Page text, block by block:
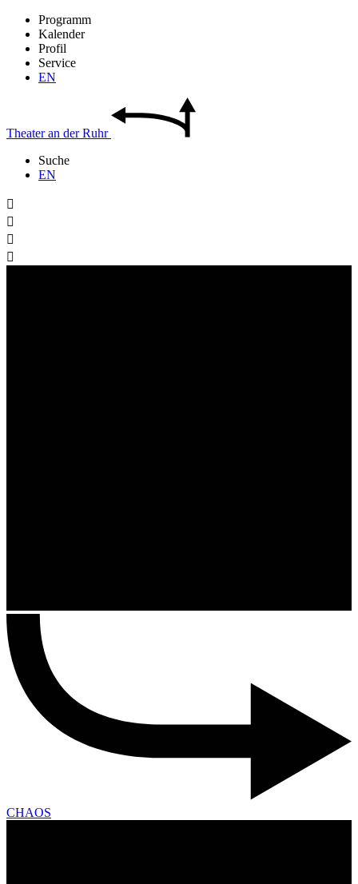
Programm
Kalender
Profil
Service
EN
Theateran derRuhr
Suche
EN




CHAOS